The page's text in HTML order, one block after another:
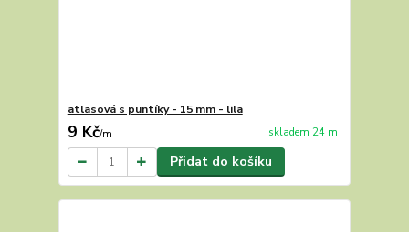
atlasová s puntíky - 15 mm - lila
9 Kč/m skladem 24 m
Přidat do košíku